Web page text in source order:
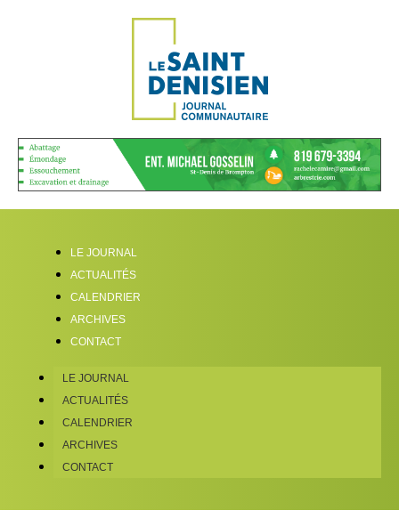
LE JOURNAL
ACTUALITÉS
CALENDRIER
ARCHIVES
CONTACT
LE JOURNAL
ACTUALITÉS
CALENDRIER
ARCHIVES
CONTACT